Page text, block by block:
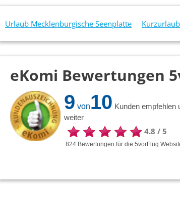
Urlaub Mecklenburgische Seenplatte
eKomi Bewertungen
9 von10 Kunden empfehlen
weiter
4.8 / 5
824 Bewertungen für die 5vorFlug